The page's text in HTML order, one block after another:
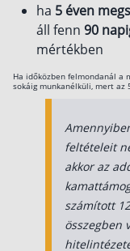
ha 5 éven
áll fenn 90
mértékben
Ha időközben felmondanál a
sokáig munkanélküli, mert az
feltételeit
akkor az
számított
összegben